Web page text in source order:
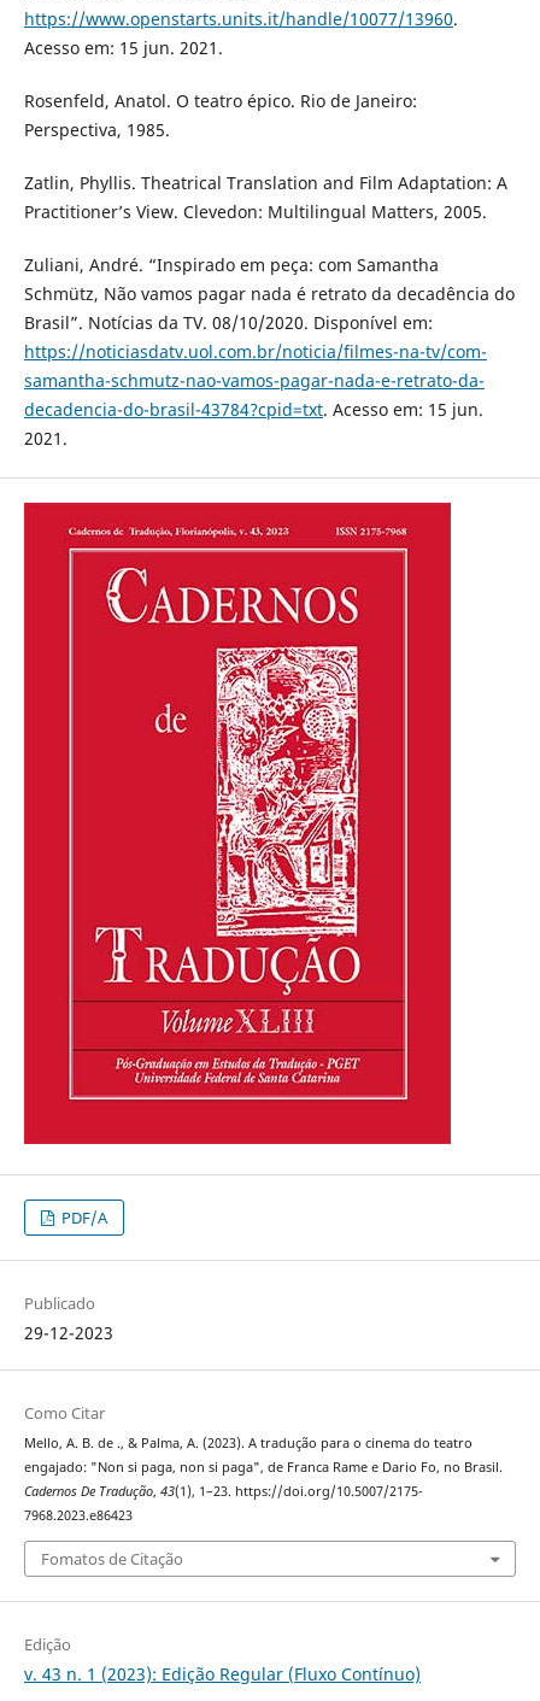
https://www.openstarts.units.it/handle/10077/13960.
Acesso em: 15 jun. 2021.
Rosenfeld, Anatol. O teatro épico. Rio de Janeiro:
Perspectiva, 1985.
Zatlin, Phyllis. Theatrical Translation and Film Adaptation: A
Practitioner’s View. Clevedon: Multilingual Matters, 2005.
Zuliani, André. “Inspirado em peça: com Samantha
Schmütz, Não vamos pagar nada é retrato da decadência do
Brasil”. Notícias da TV. 08/10/2020. Disponível em:
https://noticiasdatv.uol.com.br/noticia/filmes-na-tv/com-
samantha-schmutz-nao-vamos-pagar-nada-e-retrato-da-
decadencia-do-brasil-43784?cpid=txt. Acesso em: 15 jun.
2021.
PDF/A
Publicado
29-12-2023
Como Citar
Mello, A. B. de ., & Palma, A. (2023). A tradução para o cinema do teatro
engajado: "Non si paga, non si paga", de Franca Rame e Dario Fo, no Brasil.
Cadernos De Tradução, 43(1), 1–23. https://doi.org/10.5007/2175-
7968.2023.e86423
Fomatos de Citação
Edição
v. 43 n. 1 (2023): Edição Regular (Fluxo Contínuo)